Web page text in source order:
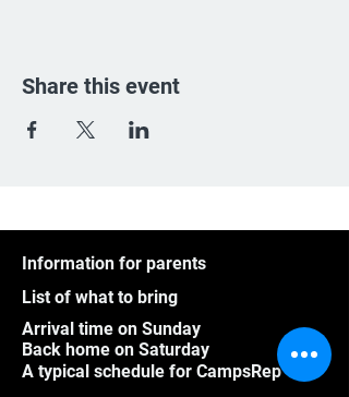
Share this event
Information for parents
List of what to bring
Arrival time on Sunday
Back home on Saturday
A typical schedule for CampsRep